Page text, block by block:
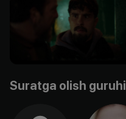
Suratga olish guruhi